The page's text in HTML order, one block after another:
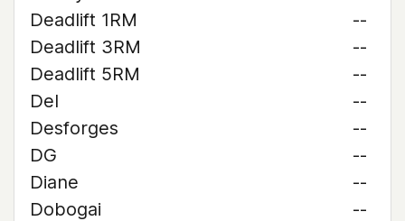
Deadlift 1RM
--
Deadlift 3RM
--
Deadlift 5RM
--
Del
--
Desforges
--
DG
--
Diane
--
Dobogai
--